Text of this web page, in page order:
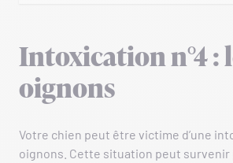
Intoxication n°4 :
oignons
Votre chien peut être victime d’une
oignons. Cette situation peut survenir